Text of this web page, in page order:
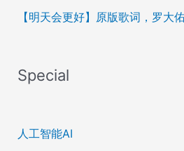
【明天会更好】原版歌词，罗大
Special
人工智能AI